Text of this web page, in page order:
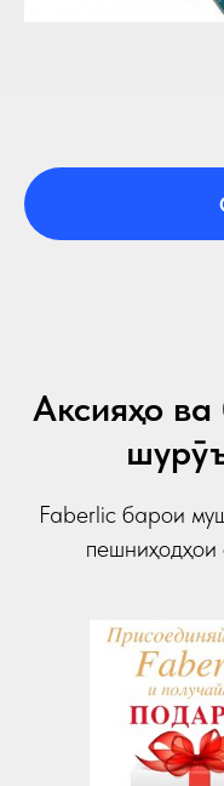
Аксияҳо
Faberlic барои